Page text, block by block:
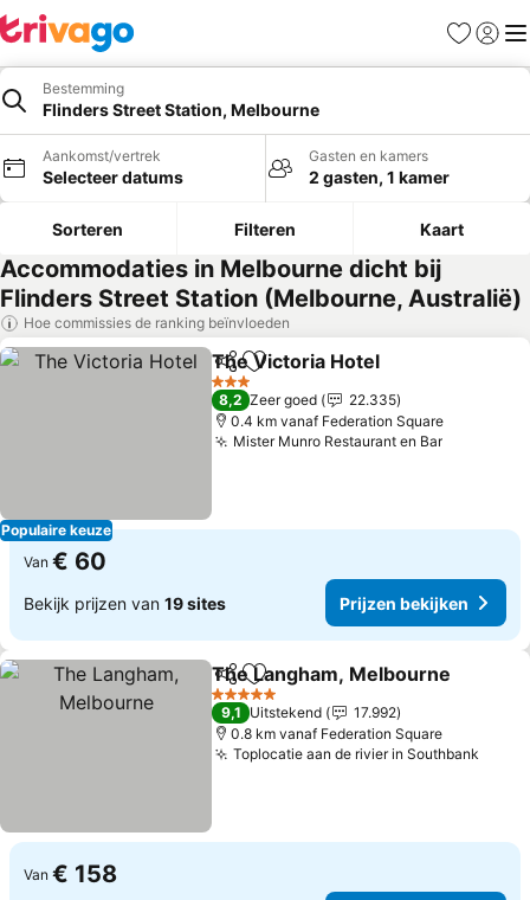
Favorieten
Bestemming
Flinders Street Station, Melbourne
Aankomst/vertrek
Selecteer datums
Gasten en kamers
2 gasten, 1 kamer
Sorteren Filteren Kaart
Accommodaties in Melbourne dicht bij
Flinders Street Station (Melbourne, Australië)
Hoe commissies de ranking beïnvloeden
Populaire keuze
DelenToevoegen aan favorieten
The Victoria Hotel
3 Sterren
8,2 Zeer goed
22.335
0.4 km vanaf Federation Square
Mister Munro Restaurant en BarPrijzen
Van € 60
Bekijk prijzen van 19 sites Prijzen bekijken
DelenToevoegen aan favorieten
The Langham, Melbourne
5 Sterren
9,1 Uitstekend
17.992
0.8 km vanaf Federation Square
Toplocatie aan de rivier in Southbank
Van € 158